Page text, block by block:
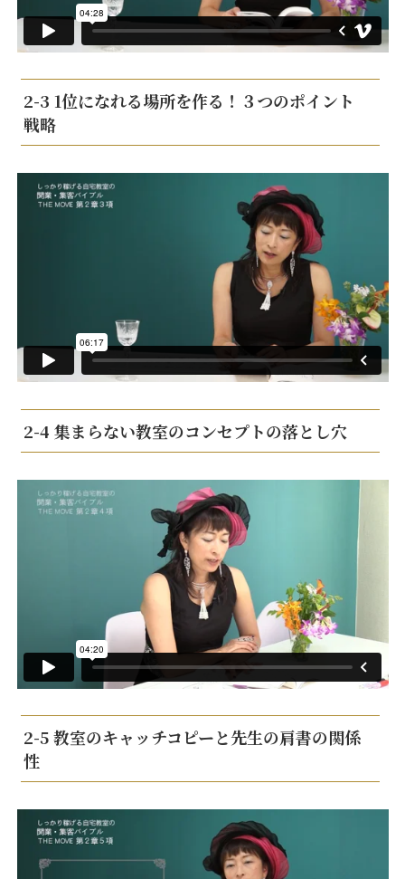
2-3 1位になれる場所を作る！３つのポイント
戦略
2-4 集まらない教室のコンセプトの落とし穴
2-5 教室のキャッチコピーと先生の肩書の関係
性